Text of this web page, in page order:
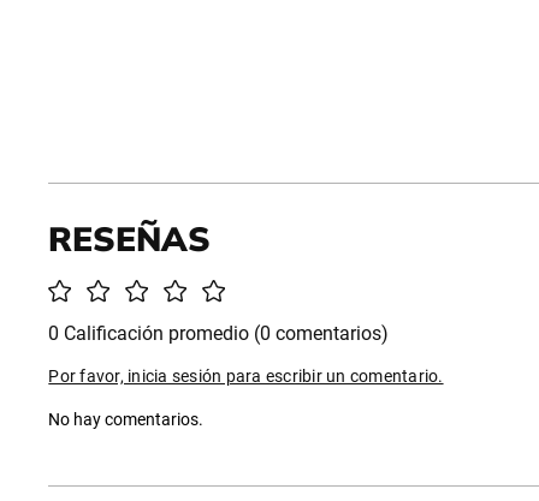
0 Calificación promedio (0 comentarios)
Por favor, inicia sesión para escribir un comentario.
No hay comentarios.